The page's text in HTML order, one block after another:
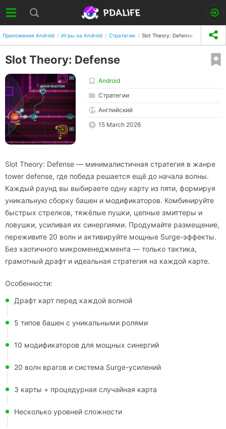
Приложения Android Игры на Android Стратегии Slot Theory: Defense
Slot Theory: Defense
Android
Стратегии
Английский
15 March 2026
Slot Theory: Defense — минималистичная стратегия в жанре
tower defense, где победа решается ещё до начала волны.
Каждый раунд вы выбираете одну карту из пяти, формируя
уникальную сборку башен и модификаторов. Комбинируйте
быстрых стрелков, тяжёлые пушки, цепные эмиттеры и
ловушки, усиливая их синергиями. Продумайте размещение,
переживите 20 волн и активируйте мощные Surge-эффекты.
Без хаотичного микроменеджмента — только тактика,
грамотный драфт и идеальная стратегия на каждой карте.
Особенности:
Драфт карт перед каждой волной
5 типов башен с уникальными ролями
10 модификаторов для мощных синергий
20 волн врагов и система Surge-усилений
3 карты + процедурная случайная карта
Несколько уровней сложности